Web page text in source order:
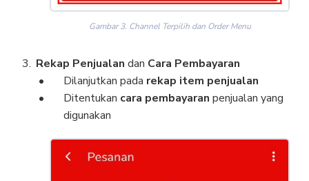
Gambar 3. Channel Terpilih dan Order Menu
Rekap Penjualan dan Cara Pembayaran
Dilanjutkan pada rekap item penjualan
Ditentukan cara pembayaran penjualan yang
digunakan